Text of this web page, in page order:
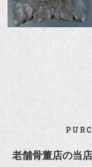
老舗骨董店の当